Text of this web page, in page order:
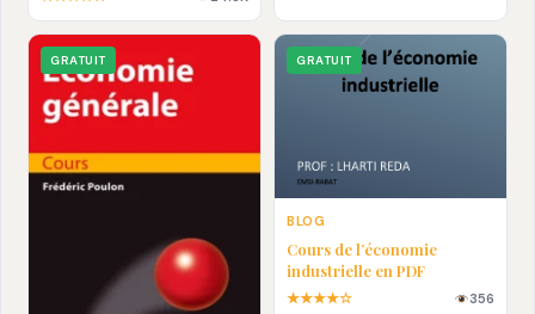
GRATUIT GRATUIT
BLOG
Cours de l’économie
industrielle en PDF
★★★★☆ 356